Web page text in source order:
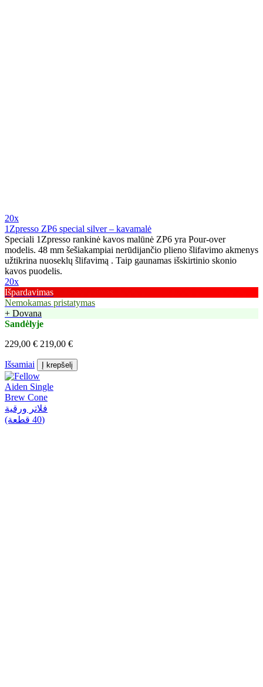
20x
1Zpresso ZP6 special silver – kavamalė
Speciali 1Zpresso rankinė kavos malūnė ZP6 yra Pour-over
modelis. 48 mm šešiakampiai nerūdijančio plieno šlifavimo akmenys
užtikrina nuoseklų šlifavimą . Taip gaunamas išskirtinio skonio
kavos puodelis.
20x
Išpardavimas
Nemokamas pristatymas
+ Dovana
Sandėlyje
229,00 € 219,00 €
Išsamiai Į krepšelį